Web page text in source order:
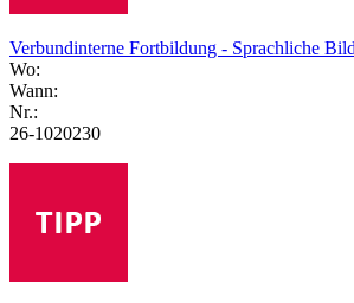
Verbundinterne Fortbildung - Sprachliche
Wo:
Wann:
Nr.:
26-1020230